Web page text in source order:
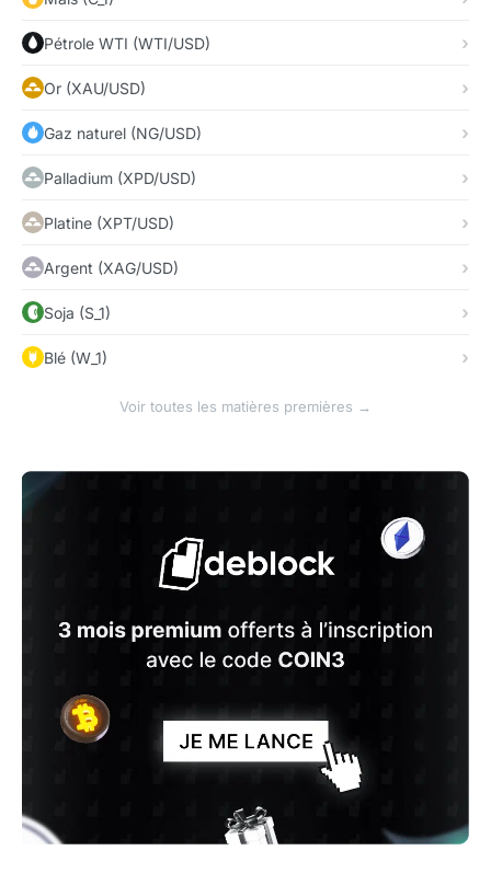
Pétrole WTI (WTI/USD)
Or (XAU/USD)
Gaz naturel (NG/USD)
Palladium (XPD/USD)
Platine (XPT/USD)
Argent (XAG/USD)
Soja (S_1)
Blé (W_1)
Voir toutes les matières premières →